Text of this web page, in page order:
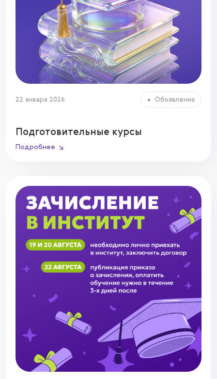
22 января 2026 Объявления
Подготовительные курсы
Подробнее